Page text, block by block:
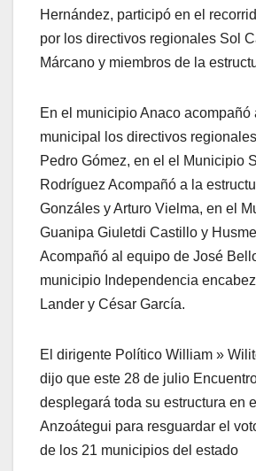
Hernández, participó en el
por los directivos regionales Sol
Márcano y miembros de la
En el municipio Anaco acompañó
municipal los directivos
Pedro Gómez, en el el Municipio
Rodríguez Acompañó a la
Gonzáles y Arturo Vielma, en el
Guanipa Giuletdi Castillo y
Acompañó al equipo de José
municipio Independencia
Lander y César García.
El dirigente Político William »
dijo que este 28 de julio
desplegará toda su estructura en
Anzoátegui para resguardar el
de los 21 municipios del estado